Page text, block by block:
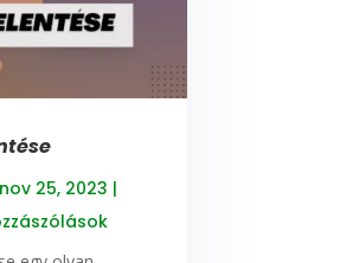
nov 25, 2023 |